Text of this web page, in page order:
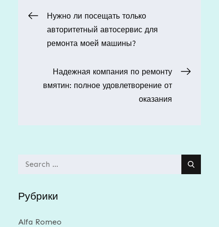
Навигация
по
записям
Нужно ли посещать только
авторитетный автосервис для
ремонта моей машины?
Надежная компания по ремонту
вмятин: полное удовлетворение от
оказания
Search
Рубрики
Alfa Romeo